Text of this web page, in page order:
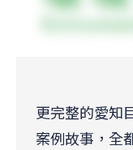
更完整的愛知
案例故事，全